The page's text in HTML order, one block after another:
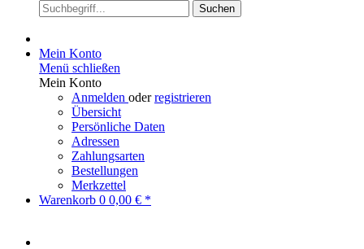
Suchen
Mein Konto
Menü schließen
Mein Konto
Anmelden oderregistrieren
Übersicht
Persönliche Daten
Adressen
Zahlungsarten
Bestellungen
Merkzettel
Warenkorb 0 0,00 € *